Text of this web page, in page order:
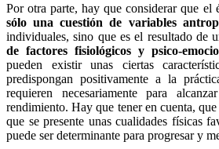
Por otra parte, hay que considerar que el
sólo una cuestión de variables
individuales, sino que es el resultado de
de factores fisiológicos y psico-
pueden existir unas ciertas
predispongan positivamente a la
requieren necesariamente para
rendimiento. Hay que tener en cuenta,
que se presente unas cualidades físicas
puede ser determinante para progresar y